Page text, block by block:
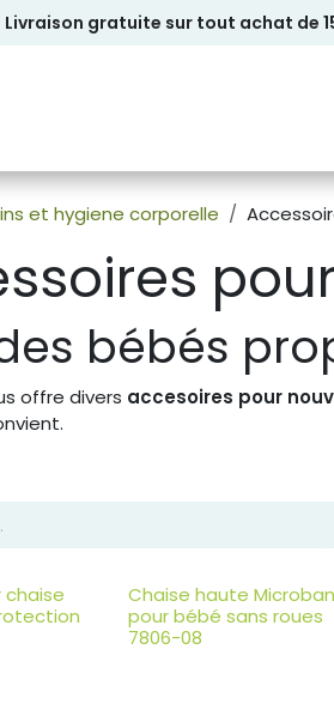
Livraison gratuite sur tout achat de
et hygiene corporelle
bébés
offre divers accesoires pour
Chaise haute Microban
pour bébé sans roues
7806-08